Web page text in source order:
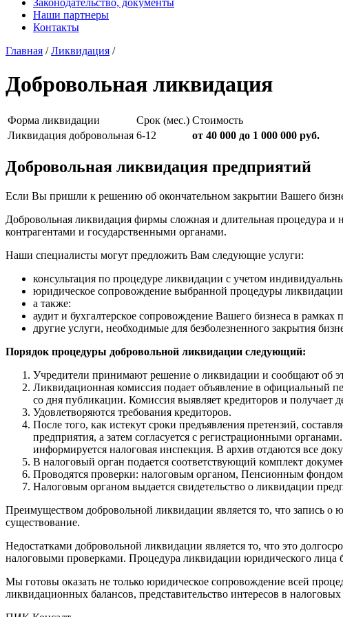
Законодательство, документы
Наши партнеры
Контакты
Главная /Ликвидация /
Добровольная ликвидация
Форма ликвидации Срок (мес.) Стоимость
Ликвидация добровольная 6-12 от 40 000 до 1 000 000 руб.
Добровольная ликвидация предприятий
Если Вы пришли к решению об окончательном закрытии Вашего
Добровольная ликвидация фирмы сложная и длительная процедура
контрагентами и государственными органами.
Наши специалисты могут предложить Вам следующие услуги:
консультация по процедуре ликвидации с учетом
юридическое сопровождение выбранной процедуры
а также:
аудит и бухгалтерское сопровождение Вашего бизнеса в
другие услуги, необходимые для безболезненного закрытия
Порядок процедуры добровольной ликвидации следующий:
Учредители принимают решение о ликвидации и сообщают об
Ликвидационная комиссия подает объявление в официальный
со дня публикации. Комиссия выявляет кредиторов и
Удовлетворяются требования кредиторов.
После того, как истекут сроки предъявления претензий,
предприятия, а затем согласуется с регистрационными
информируется налоговая инспекция. В архив отдаются все
В налоговый орган подается соответствующий комплект
Проводятся проверки: налоговым органом, Пенсионным
Налоговым органом выдается свидетельство о ликвидации
Преимуществом добровольной ликвидации является то, что запись о
существование.
Недостатками добровольной ликвидации является то, что это
налоговыми проверками. Процедура ликвидации юридического лица
Мы готовы оказать не только юридическое сопровождение всей
ликвидационных балансов, представительство интересов в